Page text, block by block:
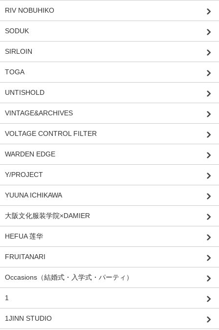
RIV NOBUHIKO
SODUK
SIRLOIN
TOGA
UNTISHOLD
VINTAGE&ARCHIVES
VOLTAGE CONTROL FILTER
WARDEN EDGE
Y/PROJECT
YUUNA ICHIKAWA
大阪文化服装学院×DAMIER
HEFUA 莲华
FRUITANARI
Occasions（結婚式・入学式・パーティ）
1
1JINN STUDIO